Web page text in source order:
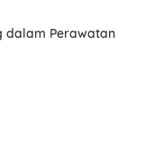
dalam Perawatan